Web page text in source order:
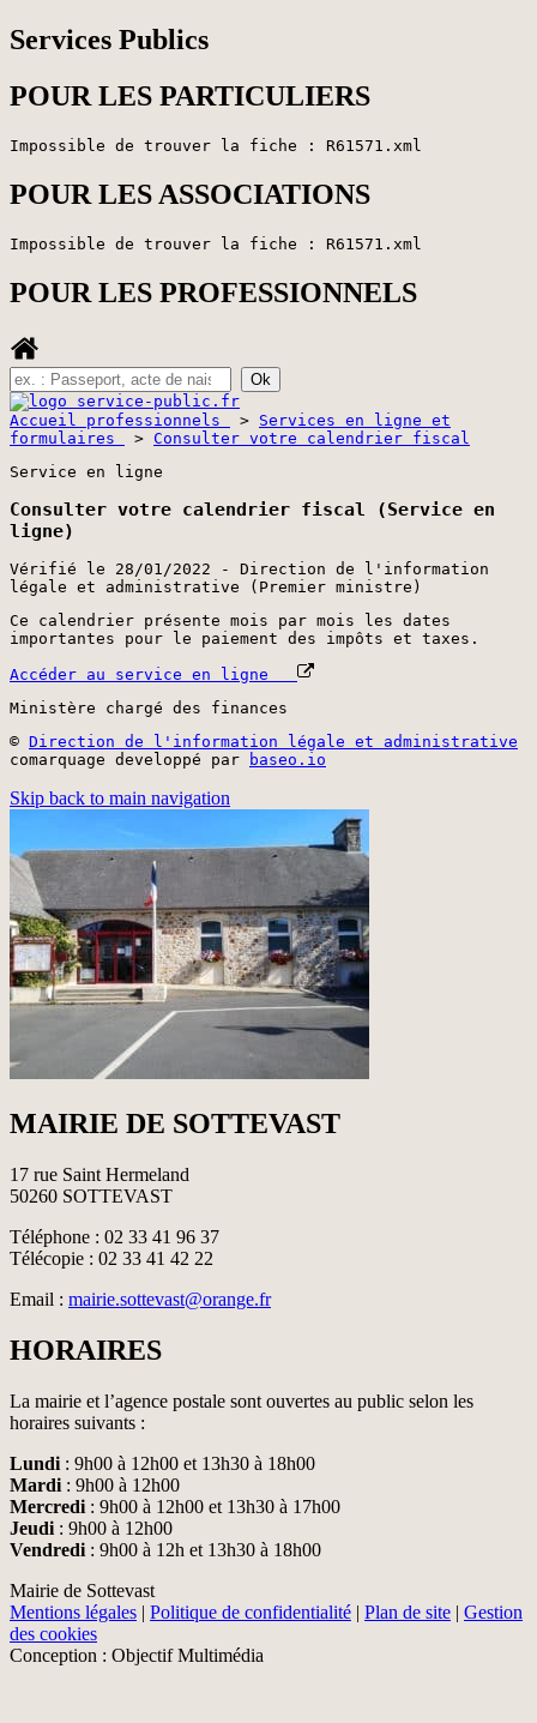
Services Publics
POUR LES PARTICULIERS
Impossible de trouver la fiche : R61571.xml
POUR LES ASSOCIATIONS
Impossible de trouver la fiche : R61571.xml
POUR LES PROFESSIONNELS
Accueil professionnels > Services en ligne et
formulaires
> Consulter votre calendrier fiscal
Service en ligne
Consulter votre calendrier fiscal (Service en
ligne)
Vérifié le 28/01/2022 - Direction de l'information
légale et administrative (Premier ministre)
Ce calendrier présente mois par mois les dates
importantes pour le paiement des impôts et taxes.
Accéder au service en ligne
Ministère chargé des finances
© Direction de l'information légale et administrative
comarquage developpé par
baseo.io
Skip back to main navigation
MAIRIE DE SOTTEVAST
17 rue Saint Hermeland
50260 SOTTEVAST
Téléphone : 02 33 41 96 37
Télécopie : 02 33 41 42 22
Email : mairie.sottevast@orange.fr
HORAIRES
La mairie et l’agence postale sont ouvertes au public selon les
horaires suivants :
Lundi : 9h00 à 12h00 et 13h30 à 18h00
Mardi : 9h00 à 12h00
Mercredi : 9h00 à 12h00 et 13h30 à 17h00
Jeudi : 9h00 à 12h00
Vendredi : 9h00 à 12h et 13h30 à 18h00
Mairie de Sottevast
Mentions légales | Politique de confidentialité | Plan de site | Gestion
des cookies
Conception : Objectif Multimédia